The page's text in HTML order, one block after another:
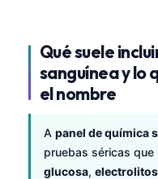
Qué suele
sanguínea y lo
el nombre
A panel de química
pruebas séricas que
glucosa, electrolitos